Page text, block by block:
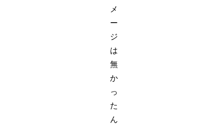
メ
ー
ジ
は
無
か
っ
た
ん